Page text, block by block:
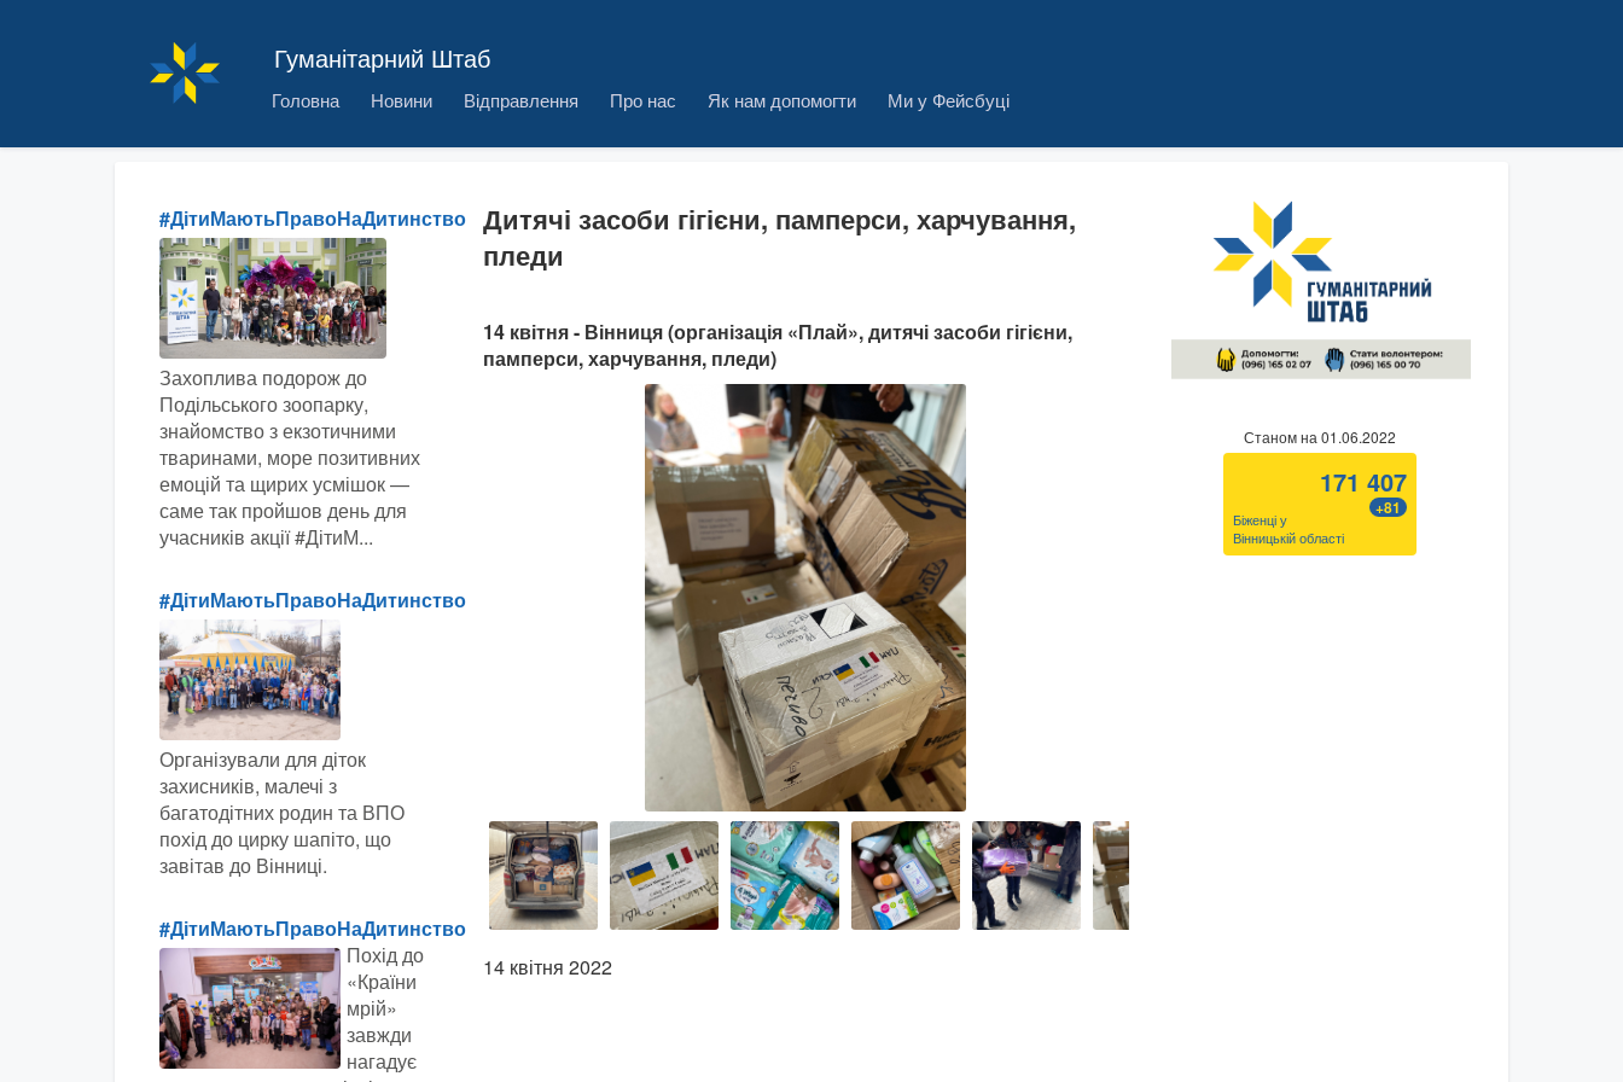
Гуманітарний Штаб
Головна Новини Відправлення Про нас Як нам допомогти Ми у Фейсбуці
#ДітиМаютьПравоНаДитинство
Захоплива подорож до
Подільського зоопарку,
знайомство з екзотичними
тваринами, море позитивних
емоцій та щирих усмішок —
саме так пройшов день для
учасників акції #ДітиМ...
#ДітиМаютьПравоНаДитинство
Організували для діток
захисників, малечі з
багатодітних родин та ВПО
похід до цирку шапіто, що
завітав до Вінниці.
#ДітиМаютьПравоНаДитинство
Похід до
«Країни
мрій»
завжди
нагадує
Дитячі засоби гігієни, памперси, харчування,
пледи
14 квітня - Вінниця (організація «Плай», дитячі засоби гігієни,
памперси, харчування, пледи)
14 квітня 2022
Станом на 01.06.2022
171 407
+81
Біженці у
Вінницькій області